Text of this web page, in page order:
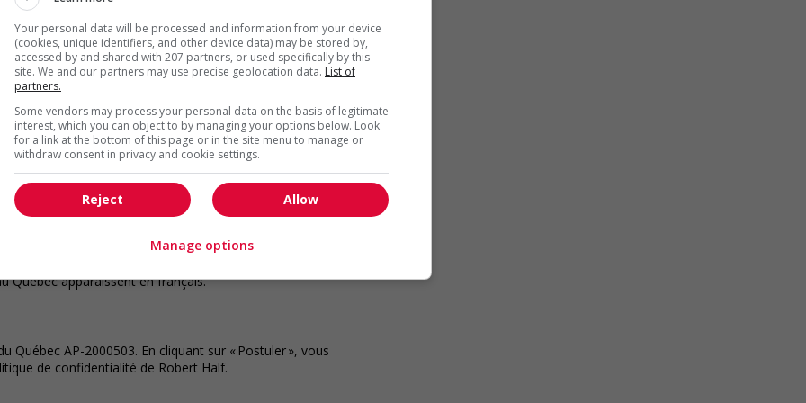
pour réussir. Nous vous donnons accès aux
des avantages sociaux compétitifs, ainsi qu'à des
de toutes les opportunités, peu importe où vous
l'application Robert Half et postulez en un seul clic,
des emplois proposés par l'IA, et plus encore.
de votre région au 1.888.490.5461. Tous les candidats
doivent être autorisés à y travailler.
Québec apparaissent en français.​
AP-2000503. En cliquant sur « Postuler », vous
de confidentialité de Robert Half.
Your personal data will be processed and information from your device
(cookies, unique identifiers, and other device data) may be stored by,
accessed by and shared with 207 partners, or used specifically by this
site. We and our partners may use precise geolocation data. List of
partners.
Some vendors may process your personal data on the basis of legitimate
interest, which you can object to by managing your options below. Look
for a link at the bottom of this page or in the site menu to manage or
withdraw consent in privacy and cookie settings.
Allow
Reject
Manage options